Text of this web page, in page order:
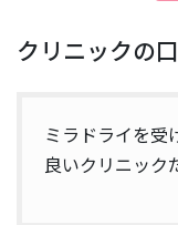
クリニックの
ミラドライを受
良いクリニック